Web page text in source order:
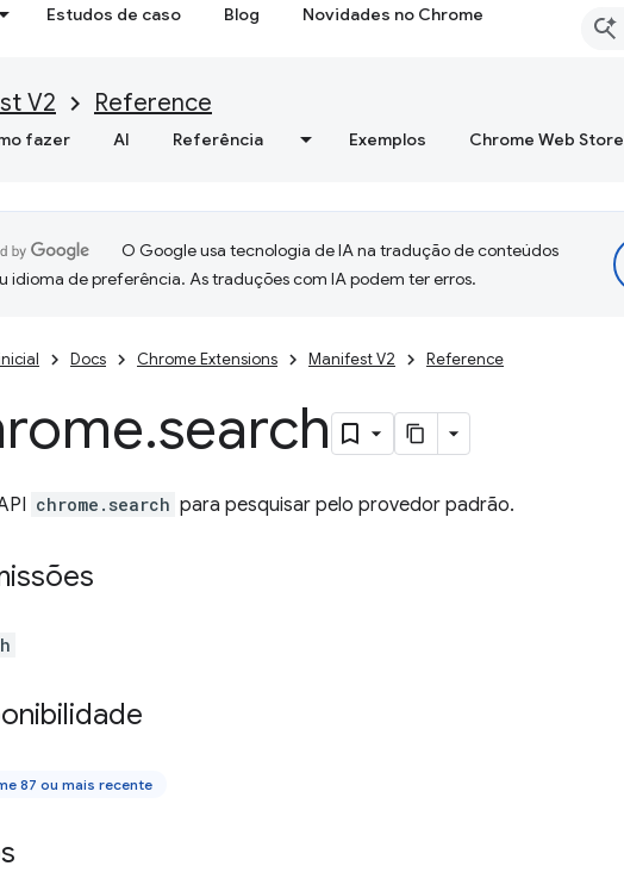
Estudos de caso Blog Novidades no Chrome
V2 Reference
fazer AI Referência Exemplos Chrome Web Store
O Google usa tecnologia de IA na tradução de conteúdos
idioma de preferência. As traduções com IA podem ter erros.
Docs Chrome Extensions Manifest V2 Reference
.search
chrome.search para pesquisar pelo provedor padrão.
87 ou mais recente